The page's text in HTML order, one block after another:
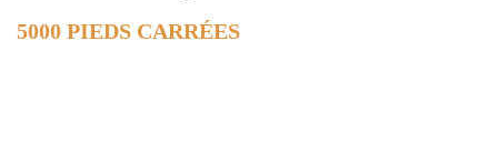
5000 PIEDS CARRÉES